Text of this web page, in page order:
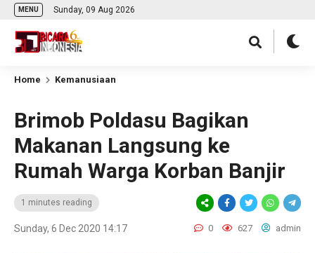
MENU Sunday, 09 Aug 2026
Home Kemanusiaan
Brimob Poldasu Bagikan
Makanan Langsung ke
Rumah Warga Korban Banjir
1 minutes reading
Sunday, 6 Dec 2020 14:17 0 627 admin